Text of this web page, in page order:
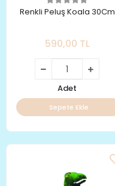
Renkli Peluş Koala 30Cm
590,00 TL
Adet
Sepete Ekle